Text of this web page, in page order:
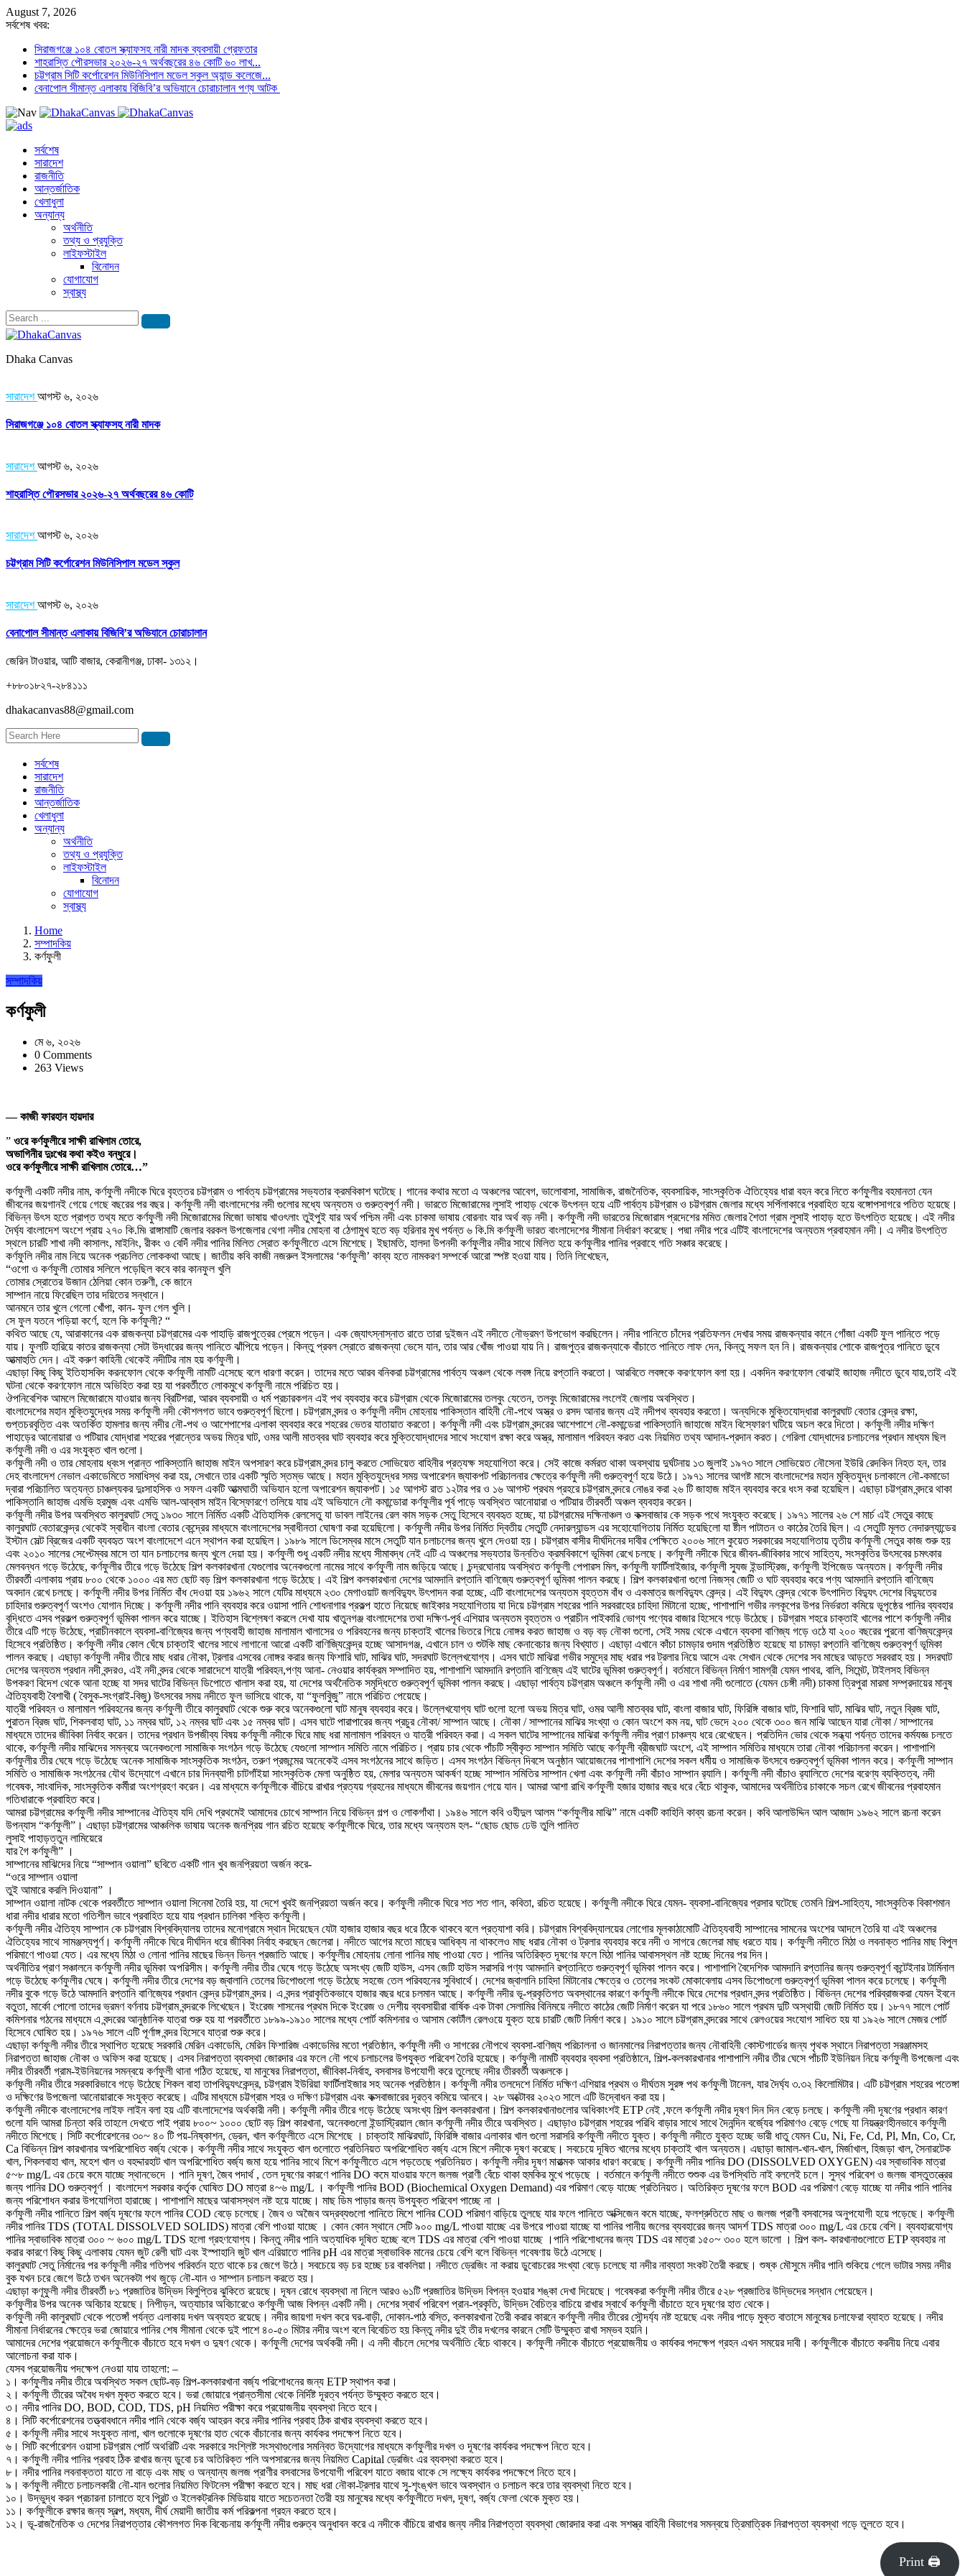
August 7, 2026
সর্বশেষ খবর:
সিরাজগঞ্জে ১০৪ বোতল স্ক্যাফসহ নারী মাদক ব্যবসায়ী গ্রেফতার
শাহরাস্তি পৌরসভার ২০২৬-২৭ অর্থবছরের ৪৬ কোটি ৬০ লাখ...
চট্টগ্রাম সিটি কর্পোরেশন মিউনিসিপাল মডেল স্কুল অ্যান্ড কলেজে...
বেনাপোল সীমান্ত এলাকায় বিজিবি’র অভিযানে চোরাচালান পণ্য আটক
সর্বশেষ
সারাদেশ
রাজনীতি
আন্তর্জাতিক
খেলাধুলা
অন্যান্য
অর্থনীতি
তথ্য ও প্রযুক্তি
লাইফস্টাইল
বিনোদন
যোগাযোগ
স্বাস্থ্য
Dhaka Canvas
সারাদেশ আগস্ট ৬, ২০২৬
সিরাজগঞ্জে ১০৪ বোতল স্ক্যাফসহ নারী মাদক
সারাদেশ আগস্ট ৬, ২০২৬
শাহরাস্তি পৌরসভার ২০২৬-২৭ অর্থবছরের ৪৬ কোটি
সারাদেশ আগস্ট ৬, ২০২৬
চট্টগ্রাম সিটি কর্পোরেশন মিউনিসিপাল মডেল স্কুল
সারাদেশ আগস্ট ৬, ২০২৬
বেনাপোল সীমান্ত এলাকায় বিজিবি’র অভিযানে চোরাচালান
জেরিন টাওয়ার, আটি বাজার, কেরানীগঞ্জ, ঢাকা- ১৩১২।
+৮৮০১৮২৭-২৮৪১১১
dhakacanvas88@gmail.com
সর্বশেষ
সারাদেশ
রাজনীতি
আন্তর্জাতিক
খেলাধুলা
অন্যান্য
অর্থনীতি
তথ্য ও প্রযুক্তি
লাইফস্টাইল
বিনোদন
যোগাযোগ
স্বাস্থ্য
Home
সম্পাদকিয়
কর্ণফুলী
সম্পাদকিয়
কর্ণফুলী
মে ৬, ২০২৬
0 Comments
263 Views
— কাজী ফারহান হায়দার
” ওরে কর্ণফুলীরে সাক্ষী রাখিলাম তোরে,
অভাগিনীর দুঃখের কথা কইও বন্ধুরে।
ওরে কর্ণফুলীরে সাক্ষী রাখিলাম তোরে…”
কর্ণফুলী একটি নদীর নাম, কর্ণফুলী নদীকে ঘিরে বৃহত্তর চট্টগ্রাম ও পার্বত্য চট্টগ্রামের সভ্যতার ক্রমবিকাশ ঘটেছে। গানের কথার মতো এ অঞ্চলের আবেগ, ভালোবাসা, সামাজিক, রাজনৈতিক, ব্যবসায়িক, সাংস্কৃতিক ঐতিহ্যের ধারা বহন করে নিতে কর্ণফুলীর বহমানতা যেন
জীবনের জয়গানই গেয়ে গেছে বছরের পর বছর। কর্ণফুলী নদী বাংলাদেশের নদী গুলোর মধ্যে অন্যতম ও গুরুত্বপূর্ণ নদী। ভারতে মিজোরামের লুসাই পাহাড় থেকে উৎপন্ন হয়ে এটি পার্বত্য চট্টগ্রাম ও চট্টগ্রাম জেলার মধ্যে সর্পিলাকারে প্রবাহিত হয়ে বঙ্গোপসাগরে পতিত হয়েছে।
বিভিন্ন উৎস হতে প্রাপ্ত তথ্য মতে কর্ণফুলী নদী মিজোরামের মিজো ভাষায় খাওৎলাং তুইপুই যার অর্থ পশ্চিম নদী এবং চাকমা ভাষায় বোরনাং যার অর্থ বড় নদী। কর্ণফুলী নদী ভারতের মিজোরাম প্রদেশের মমিত জেলার শৈতা গ্রাম লুসাই পাহাড় হতে উৎপত্তি হয়েছে। এই নদীর
দৈর্ঘ্য বাংলাদেশ অংশে প্রায় ২৭০ কি.মি৷ রাঙ্গামাটি জেলার বরকল উপজেলার থেগা নদীর মোহনা বা ঠেগামুখ হতে বড় হরিনার মুখ পর্যন্ত ৬ কি.মি কর্ণফুলী ভারত বাংলাদেশের সীমানা নির্ধারণ করেছে। পদ্মা নদীর পরে এটিই বাংলাদেশের অন্যতম প্রবাহমান নদী। এ নদীর উৎপত্তি
স্থলে চারটি শাখা নদী কাসালং, মাইনিং, রীকং ও বেদিঁ নদীর পানির মিলিত স্রোত কর্ণফুলীতে এসে মিশেছে। ইছামতি, হালদা উপনদী কর্ণফুলীর নদীর সাথে মিলিত হয়ে কর্ণফুলীর পানির প্রবাহে গতি সঞ্চার করেছে।
কর্ণফুলি নদীর নাম নিয়ে অনেক প্রচলিত লোককথা আছে। জাতীয় কবি কাজী নজরুল ইসলামের ‘কর্ণফুলী’ কাব্য হতে নামকরণ সম্পর্কে আরো স্পষ্ট হওয়া যায়। তিনি লিখেছেন,
“ওগো ও কর্ণফুলী তোমার সলিলে পড়েছিল কবে কার কানফুল খুলি
তোমার স্রোতের উজান ঠেলিয়া কোন তরুণী, কে জানে
সাম্পান নায়ে ফিরেছিল তার দয়িতের সন্ধানে।
আনমনে তার খুলে গেলো খোঁপা, কান- ফুল গেল খুলি।
সে ফুল যতনে পড়িয়া কর্ণে, হলে কি কর্ণফুলী? “
কথিত আছে যে, আরাকানের এক রাজকন্যা চট্টগ্রামের এক পাহাড়ি রাজপুত্রের প্রেমে পড়েন। এক জ্যোৎস্নাস্নাত রাতে তারা দুইজন এই নদীতে নৌভ্রমণ উপভোগ করছিলেন। নদীর পানিতে চাঁদের প্রতিফলন দেখার সময় রাজকন্যার কানে গোঁজা একটি ফুল পানিতে পড়ে
যায়। ফুলটি হারিয়ে কাতর রাজকন্যা সেটা উদ্ধারের জন্য পানিতে ঝাঁপিয়ে পড়েন। কিন্তু প্রবল স্রোতে রাজকন্যা ভেসে যান, তার আর খোঁজ পাওয়া যায় নি। রাজপুত্র রাজকন্যাকে বাঁচাতে পানিতে লাফ দেন, কিন্তু সফল হন নি। রাজকন্যার শোকে রাজপুত্র পানিতে ডুবে
আত্মাহুতি দেন। এই করুণ কাহিনী থেকেই নদীটির নাম হয় কর্ণফুলী।
এছাড়া কিছু কিছু ইতিহাসবিদ করনফোল থেকে কর্ণফুলী নামটি এসেছে বলে ধারণা করেন। তাদের মতে আরব বনিকরা চট্টগ্রামের পার্বত্য অঞ্চল থেকে লবঙ্গ নিয়ে রপ্তানি করতো। আরবিতে লবঙ্গকে করণফোল বলা হয়। একদিন করণফোল বোঝাই জাহাজ নদীতে ডুবে যায়,তাই এই
ঘটনা থেকে করণফোল নামে অভিহিত করা হয় যা পরবর্তীতে লোকমুখে কর্ণফুলী নামে পরিচিত হয়।
ঔপনিবেশিক আমলে মিজোরামে যাওয়ার জন্য ব্রিটিশরা, আরব ব্যবসায়ী ও ধর্ম প্রচারকগন এই পথ ব্যবহার করে চট্টগ্রাম থেকে মিজোরামের তলবুং যেতেন, তলবুং মিজোরামের লংলেই জেলায় অবস্থিত।
বাংলাদেশের মহান মুক্তিযুদ্ধের সময় কর্ণফুলী নদী কৌশলগত ভাবে গুরুত্বপূর্ণ ছিলো। চট্টগ্রাম বন্দর ও কর্ণফুলী নদীদ মোহনায় পাকিস্তান বাহিনী নৌ-পথে অস্ত্র ও রসদ আনার জন্য এই নদীপথ ব্যবহার করতো। অন্যদিকে মুক্তিযোদ্ধারা কালুরঘাট বেতার কেন্দ্র রক্ষা,
গুপ্তচরবৃত্তি এবং অতর্কিত হামলার জন্য নদীর নৌ-পথ ও আশেপাশের এলাকা ব্যবহার করে শহরের ভেতর যাতায়াত করতো। কর্ণফুলী নদী এবং চট্টগ্রাম বন্দরের আশেপাশে নৌ-কমান্ডেরা পাকিস্তানি জাহাজে মাইন বিস্ফোরণ ঘটিয়ে অচল করে দিতো। কর্ণফুলী নদীর দক্ষিণ
পাহাড়ের আনোয়ারা ও পটিয়ার যোদ্ধারা শহরের প্রান্তের অভয় মিত্র ঘাট, ওমর আলী মাতব্বর ঘাট ব্যবহার করে মুক্তিযোদ্ধাদের সাথে সংযোগ রক্ষা করে অস্ত্র, মালামাল পরিবহন করত এবং নিয়মিত তথ্য আদান-প্রদান করত। গেরিলা যোদ্ধাদের চলাচলের প্রধান মাধ্যম ছিল
কর্ণফুলী নদী ও এর সংযুক্ত খাল গুলো।
কর্ণফুলী নদী ও তার মোহনায় ধ্বংস প্রান্ত পাকিস্তানি জাহাজ মাইন অপসারণ করে চট্টগ্রাম বন্দর চালু করতে সোভিয়েত বাহিনীর প্রত্যক্ষ সহযোগিতা করে। সেই কাজে কর্মরত থাকা অবস্থায় দুর্ঘটনায় ১৩ জুলাই ১৯৭৩ সালে সোভিয়েত নৌসেনা ইউরি রেদকিন নিহত হন, তার
দেহ বাংলাদেশ নেভাল একাডেমিতে সমাধিস্থ করা হয়, সেখানে তার একটি স্মৃতি স্তম্ভ আছে। মহান মুক্তিযুদ্ধের সময় অপারেশন জ্যাকপট পরিচালনার ক্ষেত্রে কর্ণফুলী নদী গুরুত্বপূর্ণ হয়ে উঠে। ১৯৭১ সালের আগষ্ট মাসে বাংলাদেশের মহান মুক্তিযুদ্ধ চলাকালে নৌ-কমাডো
দ্বারা পরিচালিত অত্যন্ত চাঞ্চল্যকর দুঃসাহসিক ও সফল একটি আত্মঘাতী অভিযান হলো অপারেশন জ্যাকপট। ১৫ আগস্ট রাত ১২টার পর ও ১৬ আগস্ট প্রথম প্রহরে চট্টগ্রাম বন্দরে নোঙর করা ২৬ টি জাহাজ মাইন ব্যবহার করে ধংস করা হয়েছিল। এছাড়া চট্টগ্রাম বন্দরে থাকা
পাকিস্তানি জাহাজ এমভি হরমুজ এবং এমভি আল-আব্বাস মাইন বিস্ফোরণে তলিয়ে যায় এই অভিযানে নৌ কমান্ডোরা কর্ণফুলীর পূর্ব পাড়ে অবস্থিত আনোয়ারা ও পটিয়ার তীরবর্তী অঞ্চল ব্যবহার করেন।
কর্ণফুলী নদীর উপর অবস্থিত কালুরঘাট সেতু ১৯৩০ সালে নির্মিত একটি ঐতিহাসিক রেলসেতু যা ডাবল লাইনের রেল কাম সড়ক সেতু হিসেবে ব্যবহৃত হচ্ছে, যা চট্টগ্রামের দক্ষিনাঞ্চল ও কক্সবাজার কে সড়ক পথে সংযুক্ত করেছে। ১৯৭১ সালের ২৬ শে মার্চ এই সেতুর কাছে
কালুরঘাট বেতারকেন্দ্র থেকেই স্বাধীন বাংলা বেতার কেন্দ্রের মাধ্যমে বাংলাদেশের স্বাধীনতা ঘোষণা করা হয়েছিলো। কর্ণফুলী নদীর উপর নির্মিত দ্বিতীয় সেতুটি নেদারল্যান্ডস এর সহোযোগিতায় নির্মিত হয়েছিলো যা ষ্টীল পাটাতন ও কাঠের তৈরি ছিল। এ সেতুটি মূলত নেদারল্যান্ডের
ইস্টান সেল্ট ব্রিজের একটি ব্যবহৃত অংশ বাংলাদেশে এনে স্থাপন করা হয়েছিল। ১৯৮৯ সালে ডিসেম্বর মাসে সেতুটি যান চলাচলের জন্য খুলে দেওয়া হয়। চট্টগ্রাম বাসীর দীর্ঘদিনের দাবীর পেক্ষিতে ২০০৬ সালে কুয়েত সরকারের সহযোগিতায় তৃতীয় কর্ণফুলী সেতুর কাজ শুরু হয়
এবং ২০১০ সালের সেপ্টেম্বর মাসে তা যান চলাচলের জন্য খুলে দেয়া হয়। কর্ণফুলী শুধু একটি নদীর মধ্যে সীমাবদ্ধ নেই এটি এ অঞ্চলের সভ্যতার উন্নতিও ক্রমবিকাশে ভূমিকা রেখে চলছে। কর্ণফুলী নদীকে ঘিরে জীবন-জীবিকার সাথে সাহিত্য, সংস্কৃতির উৎসবের চমৎকার
মেলবন্ধন গড়ে উঠেছে, কর্ণফুলীর তীরে গড়ে উঠেছে শিল্প কলকারখানা যেগুলোর অনেকগুলো নামের সাথে কর্ণফুলী নাম জড়িয়ে আছে। চন্দ্রঘোনায় অবস্থিত কর্ণফুলী পেপারস মিল, কর্ণফুলী ফার্টিলাইজার, কর্ণফুলী স্যুজ ইন্ডাস্ট্রিজ, কর্ণফুলী ইপিজেড অন্যতম। কর্ণফুলী নদীর
তীরবর্তী এলাকায় প্রায় ৮০০ থেকে ১০০০ এর মত ছোট বড় শিল্প কলকারখানা গড়ে উঠেছে। এই শিল্প কলকারখানা দেশের আমদানি রপ্তানি বাণিজ্যে গুরুত্বপূর্ণ ভূমিকা পালন করছে। শিল্প কলকারখানা গুলো নিজস্ব জেটি ও ঘাট ব্যবহার করে পণ্য আমদানি রপ্তানি বাণিজ্যে
অবদান রেখে চলছে। কর্ণফুলী নদীর উপর নির্মিত বাঁধ দেওয়া হয় ১৯৬২ সালে যেটির মাধ্যমে ২৩০ মেগাওয়াট জলবিদ্যুৎ উৎপাদন করা হচ্ছে, এটি বাংলাদেশের অন্যতম বৃহত্তম বাঁধ ও একমাত্র জলবিদ্যুৎ কেন্দ্র। এই বিদ্যুৎ কেন্দ্র থেকে উৎপাদিত বিদ্যুৎ দেশের বিদ্যুতের
চাহিদার গুরুত্বপূর্ণ অংশও যোগান দিচ্ছে। কর্ণফুলী নদীর পানি ব্যবহার করে ওয়াসা পানি শোধনাগার প্রকল্প হাতে নিয়েছে জাইকার সহযোগিতায় যা দিয়ে চট্টগ্রাম শহরের পানি সরবরাহের চাহিদা মিটানো হচ্ছে, পাশাপাশি গভীর নলকূপের উপর নির্ভরতা কমিয়ে ভূপৃষ্ঠের পানির ব্যবহার
বৃদ্ধিতে এসব প্রকল্প গুরুত্বপূর্ণ ভূমিকা পালন করে যাচ্ছে। ইতিহাস বিশ্লেষণ করলে দেখা যায় খাতুনগঞ্জ বাংলাদেশের তথা দক্ষিণ-পূর্ব এশিয়ার অন্যতম বৃহত্তম ও প্রাচীন পাইকারি ভোগ্য পণ্যের বাজার হিসেবে গড়ে উঠেছে। চট্টগ্রাম শহরে চাক্তাই খালের পাশে কর্ণফুলী নদীর
তীরে এটি গড়ে উঠেছে, প্রাচীনকালে ব্যবসা-বাণিজ্যের জন্য পণ্যবাহী জাহাজ মালামাল খালাসের ও পরিবহনের জন্য চাক্তাই খালের ভিতরে গিয়ে নোঙ্গর করত জাহাজ ও বড় বড় নৌকা গুলো, সেই সময় থেকে এখানে ব্যবসা বাণিজ্য গড়ে ওঠে যা ২০০ বছরের পুরনো বাণিজ্যকেন্দ্র
হিসেবে প্রতিষ্ঠিত। কর্ণফুলী নদীর কোল ঘেঁষে চাক্তাই খালের সাথে লাগানো আরো একটি বাণিজ্যিকেন্দ্র হচ্ছে আসাদগঞ্জ, এখানে চাল ও শুটকি মাছ কেনাবেচার জন্য বিখ্যাত। এছাড়া এখানে কাঁচা চামড়ার গুদাম প্রতিষ্ঠিত হয়েছে যা চামড়া রপ্তানি বাণিজ্যে গুরুত্বপূর্ণ ভূমিকা
পালন করছে। এছাড়া কর্ণফুলী নদীর তীরে মাছ ধরার নৌকা, ট্রলার এসবের নোঙ্গর করার জন্য ফিশারি ঘাট, মাঝির ঘাট, সদরঘাট উল্লেখযোগ্য। এসব ঘাটে মাঝিরা গভীর সমুদ্রে মাছ ধরার পর ট্রলার নিয়ে আসে এবং সেখান থেকে দেশের সব মাছের আড়তে সরবরাহ হয়। সদরঘাট
দেশের অন্যতম প্রধান নদী বন্দরও, এই নদী বন্দর থেকে সারাদেশে যাত্রী পরিবহন,পণ্য আনা- নেওয়ার কার্যক্রম সম্পাদিত হয়, পাশাপাশি আমদানি রপ্তানি বাণিজ্যে এই ঘাটের ভূমিকা গুরুত্বপূর্ণ। বর্তমানে বিভিন্ন নির্মাণ সামগ্রী যেমন পাথর, বালি, সিমেন্ট, টাইলসহ বিভিন্ন
উপকরণ বিদেশ থেকে আনা হচ্ছে যা সদর ঘাটের বিভিন্ন ডিপোতে খালাস করা হয়, যা দেশের অর্থনৈতিক সমৃদ্ধিতে গুরুত্বপূর্ণ ভূমিকা পালন করছে। এছাড়া পার্বত্য চট্টগ্রাম অঞ্চলে কর্ণফুলী নদী ও এর শাখা নদী গুলোতে (যেমন চেঙ্গী নদী) চাকমা ত্রিপুরা মারমা সম্প্রদায়ের মানুষ
ঐতিহ্যবাহী বৈশাখী ( বৈসুক-সংগ্রাই-বিজু) উৎসবের সময় নদীতে ফুল ভাসিয়ে থাকে, যা “ফুলবিুজু” নামে পরিচিত পেয়েছে।
যাত্রী পরিবহন ও মালামাল পরিবহনের জন্য কর্ণফুলী তীরে কালুরঘাট থেকে শুরু করে অনেকগুলো ঘাট মানুষ ব্যবহার করে। উল্লেখযোগ্য ঘাট গুলো হলো অভয় মিত্র ঘাট, ওমর আলী মাতব্বর ঘাট, বাংলা বাজার ঘাট, ফিরিঙ্গি বাজার ঘাট, ফিশারি ঘাট, মাঝির ঘাট, নতুন ব্রিজ ঘাট,
পুরাতন ব্রিজ ঘাট, শিকলবাহা ঘাট, ১১ নম্বর ঘাট, ১২ নম্বর ঘাট এবং ১৫ নম্বর ঘাট। এসব ঘাটে পারাপারের জন্য প্রচুর নৌকা/ সাম্পান আছে। নৌকা / সাম্পানের মাঝির সংখ্যা ও কোন অংশে কম নয়, ঘাট ভেদে ২০০ থেকে ৩০০ জন মাঝি আছেন যারা নৌকা / সাম্পানের
মাধ্যমে তাদের জীবিকা নির্বাহ করেন। তাদের প্রধান উপজীব্য বিষয় কর্ণফুলী নদীকে ঘিরে মাছ ধরা মালামাল পরিবহন ও যাত্রী পরিবহন করা। এ সকল ঘাটের সাম্পানের মাঝিরা কর্ণফুলী নদীর প্রাণ চাঞ্চল্য ধরে রেখেছেন। প্রতিদিন ভোর থেকে সন্ধ্যা পর্যন্ত তাদের কর্মযজ্ঞ চলতে
থাকে, কর্ণফুলী নদীর মাঝিদের সমন্বয়ে অনেকগুলো সামাজিক সংগঠন গড়ে উঠেছে যেগুলো সাম্পান সমিতি নামে পরিচিত। প্রায় চার থেকে পাঁচটি স্বীকৃত সাম্পান সমিতি আছে কর্ণফুলী ব্রীজঘাট অংশে, এই সাম্পান সমিতির মাধ্যমে তারা নৌকা পরিচালনা করেন। পাশাপাশি
কর্ণফুলীর তীর ঘেষে গড়ে উঠেছে অনেক সামাজিক সাংস্কৃতিক সংগঠন, তরুণ প্রজন্মের অনেকেই এসব সংগঠনের সাথে জড়িত। এসব সংগঠন বিভিন্ন দিবসে অনুষ্ঠান আয়োজনের পাশাপাশি দেশের সকল ধর্মীয় ও সামাজিক উৎসবে গুরুত্বপূর্ণ ভূমিকা পালন করে। কর্ণফুলী সাম্পান
সমিতি ও সামাজিক সংগঠনের যৌথ উদ্যোগে এখানে চার দিনব্যাপী চাটগাঁইয়া সাংস্কৃতিক মেলা অনুষ্ঠিত হয়, মেলার অন্যতম আকর্ষণ হচ্ছে সাম্পান সমিতির সাম্পান খেলা এবং কর্ণফুলী নদী বাঁচাও সাম্পান র‍্যালি। কর্ণফুলী নদী বাঁচাও র‍্যালিতে দেশের বরেণ্য ব্যক্তিত্ব, নদী
গবেষক, সাংবাদিক, সাংস্কৃতিক কর্মীরা অংশগ্রহণ করেন। এর মাধ্যমে কর্ণফুলীকে বাঁচিয়ে রাখার প্রত্যয় গ্রহনের মাধ্যমে জীবনের জয়গান গেয়ে যান। আমরা আশা রাখি কর্ণফুলী হজার হাজার বছর ধরে বেঁচে থাকুক, আমাদের অর্থনীতির চাকাকে সচল রেখে জীবনের প্রবাহমান
গতিধারাকে প্রবাহিত করে।
আমরা চট্টগ্রামের কর্ণফুলী নদীর সাম্পানের ঐতিহ্য যদি দেখি প্রথমেই আমাদের চোখে সাম্পান নিয়ে বিভিন্ন গল্প ও লোকগাঁথা। ১৯৪৬ সালে কবি ওহীদুল আলম “কর্ণফুলীর মাঝি” নামে একটি কাহিনি কাব্য রচনা করেন। কবি আলাউদ্দিন আল আজাদ ১৯৬২ সালে রচনা করেন
উপন্যাস “কর্ণফুলী”। এছাড়া চট্টগ্রামের আঞ্চলিক ভাষায় অনেক জনপ্রিয় গান রচিত হয়েছে কর্ণফুলীকে ঘিরে, তার মধ্যে অন্যতম হল- “ছোড ছোড ঢেউ তুলি পানিত
লুসাই পাহাড়ত্তুন লামিয়েরে
যার গৈ কর্ণফুলী” ।
সাম্পানের মাঝিদের নিয়ে “সাম্পান ওয়ালা” ছবিতে একটি গান খুব জনপ্রিয়তা অর্জন করে-
“ওরে সাম্পান ওয়ালা
তুই আমারে করলি দিওয়ানা” ।
সাম্পান ওয়ালা নাটক থেকে পরবর্তীতে সাম্পান ওয়ালা সিনেমা তৈরি হয়, যা দেশে খুবই জনপ্রিয়তা অর্জন করে। কর্ণফুলী নদীকে ঘিরে শত শত গান, কবিতা, রচিত হয়েছে। কর্ণফুলী নদীকে ঘিরে যেমন- ব্যবসা-বানিজ্যের প্রসার ঘটেছে তেমনি শিল্প-সাহিত্য, সাংস্কৃতিক বিকাশমান
ধারা নদীর ধারার মতো গতিশীল ভাবে প্রবাহিত হয়ে যায় প্রধান চালিকা শক্তি কর্ণফুলী।
কর্ণফুলী নদীর ঐতিহ্য সাম্পান কে চট্টগ্রাম বিশ্ববিদ্যালয় তাদের মনোগ্রামে স্থান দিয়েছেন যেটা হাজার হাজার বছর ধরে ঠিকে থাকবে বলে প্রত্যাশা করি। চট্টগ্রাম বিশ্ববিদ্যালয়ের লোগোর মূলকাঠামোটি ঐতিহ্যবাহী সাম্পানের সামনের অংশের আদলে তৈরি যা এই অঞ্চলের
ঐতিহ্যের সাথে সামঞ্জস্যপূর্ণ। কর্ণফুলী নদীকে ঘিরে দীর্ঘদিন ধরে জীবিকা নির্বাহ করছেন জেলেরা। নদীতে আগের মতো মাছের আধিক্য না থাকলেও মাছ ধরার নৌকা ও ট্রলার ব্যবহার করে নদী ও সাগরে জেলেরা মাছ ধরতে যায়। কর্ণফুলী নদীতে মিঠা ও লবনাক্ত পানির মাছ বিপুল
পরিমাণে পাওয়া যেত। এর মধ্যে মিঠা ও লোনা পানির মাছের ভিন্ন ভিন্ন প্রজাতি আছে। কর্ণফুলীর মোহনায় লোনা পানির মাছ পাওয়া যেত। পানির অতিরিক্ত দূষণের ফলে মিঠা পানির আবাসস্থল নষ্ট হচ্ছে দিনের পর দিন।
অর্থনীতির প্রাণ সঞ্চালনে কর্ণফুলী নদীর ভূমিকা অপরিসীম। কর্ণফুলী নদীর তীর ঘেষে গড়ে উঠেছে অসংখ্য জেটি হাউস, এসব জেটি হাউস সরাসরি পণ্য আমদানি রপ্তানিতে গুরুত্বপূর্ণ ভূমিকা পালন করে। পাশাপাশি বৈদেশিক আমদানি রপ্তানির জন্য গুরুত্বপূর্ণ কন্টেইনার টার্মিনাল
গড়ে উঠেছে কর্ণফুলীর ঘেষে। কর্ণফুলী নদীর তীরে দেশের বড় জ্বালানি তেলের ডিপোগুলো গড়ে উঠেছে সহজে তেল পরিবহনের সুবিধার্থে। দেশের জ্বালানি চাহিদা মিটানোর ক্ষেত্রে ও তেলের সংকট মোকাবেলায় এসব ডিপোগুলো গুরুত্বপূর্ণ ভূমিকা পালন করে চলেছে। কর্ণফুলী
নদীর বুকে গড়ে উঠে আমদানি রপ্তানি বাণিজ্যের প্রধান কেন্দ্র চট্টগ্রাম বন্দর। এ বন্দর প্রাকৃতিকভাবে হাজার বছর ধরে চলমান আছে। কর্ণফুলী নদীর ভূ-প্রকৃতিগত অবস্থানের কারণে কর্ণফুলী নদীকে ঘিরে দেশের প্রধান বন্দর প্রতিষ্ঠিত। বিভিন্ন দেশের পরিব্রাজকরা যেমন ইবনে
বতুতা, মার্কো পোলো তাদের ভ্রমণ বর্ণনায় চট্টগ্রাম বন্দরকে লিখেছেন। ইংরেজ শাসনের প্রথম দিকে ইংরেজ ও দেশীয় ব্যবসায়ীরা বার্ষিক এক টাকা সেলামির বিনিময়ে নদীতে কাঠের জেটি নির্মাণ করেন যা পরে ১৮৬০ সালে প্রথম দুটি অস্থায়ী জেটি নির্মিত হয়। ১৮৭৭ সালে পোর্ট
কমিশনার গঠনের মাধ্যমে এ বন্দরের আনুষ্ঠানিক যাত্রা শুরু হয় যা পরবর্তীতে ১৮৯৯-১৯১০ সালের মধ্যে পোর্ট কমিশনার ও আসাম কোটাঁল রেলওয়ে যুক্ত হয়ে চারটি জেটি নির্মাণ করে। ১৯১০ সালে চট্টগ্রাম বন্দরের সাথে রেলওয়ের সংযোগ সাধিত হয় যা ১৯২৬ সালে মেজর পোর্ট
হিসেবে ঘোষিত হয়। ১৯৭৬ সালে এটি পূর্ণাঙ্গ বন্দর হিসেবে যাত্রা শুরু করে।
এছাড়া কর্ণফুলী নদীর তীরে স্থাপিত হয়েছে সরকারি মেরিন একাডেমি, মেরিন ফিশারিজ একাডেমির মতো প্রতিষ্ঠান, কর্ণফুলী নদী ও সাগরের নৌপথে ব্যবসা-বাণিজ্য পরিচালনা ও জানমালের নিরাপত্তার জন্য নৌবাহিনী কোস্টগার্ডের জন্য পৃথক স্থানে নিরাপত্তা সরঞ্জামসহ
নিরাপত্তা জাহাজ নৌকা ও অফিস করা হয়েছে। এসব নিরাপত্তা ব্যবস্থা জোরদার এর ফলে নৌ পথে চলাচলের উপযুক্ত পরিবেশ তৈরি হয়েছে। কর্ণফুলী নামটি ব্যবহার ব্যবসা প্রতিষ্ঠানে, শিল্প-কলকারখানার পাশাপাশি নদীর তীর ঘেসে পাঁচটি ইউনিয়ন নিয়ে কর্ণফুলী উপজেলা এবং
নদীর তীরবর্তী গ্রাম-ইউনিয়নের সমন্বয়ে কর্ণফুলী থানা গঠিত হয়েছে, যা মানুষের নিরাপত্তা, জীবিকা-নির্বাহ, বসবাসর উপযোগী করে তুলেছে নদীর তীরবর্তী অঞ্চলকে।
কর্ণফুলী নদীর তীরে সরকারিভাবে গড়ে উঠেছে শিকল বাহা তাপবিদ্যুৎকেন্দ্র, চট্টগ্রাম ইউরিয়া ফার্টিলাইজার সহ অনেক প্রতিষ্ঠান। কর্ণফুলী নদীর তলদেশে নির্মিত দক্ষিণ এশিয়ার প্রথম ও দীর্ঘতম সুরঙ্গ পথ কর্ণফুলী টানেল, যার দৈর্ঘ্য ৩.৩২ কিলোমিটার। এটি চট্টগ্রাম শহরের পতেঙ্গা
ও দক্ষিণের উপজেলা আনোয়ারাকে সংযুক্ত করেছে। এটির মাধ্যমে চট্টগ্রাম শহর ও দক্ষিণ চট্টগ্রাম এবং কক্সবাজারের দূরত্ব কমিয়ে আনবে। ২৮ অক্টোবর ২০২৩ সালে এটি উদ্বোধন করা হয়।
কর্ণফুলী নদীকে বাংলাদেশের লাইফ লাইন বলা হয় এটি বাংলাদেশের অর্থকারী নদী। কর্ণফুলী নদীর তীরে গড়ে উঠেছে অসংখ্য শিল্প কলকারখানা। শিল্প কলকারখানাগুলোর অধিকাংশই ETP নেই ,ফলে কর্ণফুলী নদীর দূষণ দিন দিন বেড়ে চলছে। কর্ণফুলী নদী দূষণের প্রধান কারণ
গুলো যদি আমরা চিন্তা করি তাহলে দেখতে পাই প্রায় ৮০০~ ১০০০ ছোট বড় শিল্প কারখানা, অনেকগুলো ইন্ডাস্ট্রিয়াল জোন কর্ণফুলী নদীর তীরে অবস্থিত। এছাড়াও চট্টগ্রাম শহরের পরিধি বাড়ার সাথে সাথে দৈনন্দিন বর্জ্যের পরিমাণও বেড়ে গেছে যা নিয়ন্ত্রণহীনভাবে কর্ণফুলী
নদীতে মিশেছে। সিটি কর্পোরেশনের ৩০~ ৪০ টি পয়-নিষ্কাশন, ড্রেন, খাল কর্ণফুলীতে এসে মিশেছে । চাক্তাই মাঝিরঘাট, ফিরিঙ্গি বাজার এলাকার খাল গুলো সরাসরি কর্ণফুলী নদীতে যুক্ত। কর্ণফুলী নদীতে যুক্ত হচ্ছে ভারী ধাতু যেমন Cu, Ni, Fe, Cd, Pl, Mn, Co, Cr,
Ca বিভিন্ন শিল্প কারখানার অপরিশোধিত বর্জ্য থেকে। কর্ণফুলী নদীর সাথে সংযুক্ত খাল গুলোতে প্রতিনিয়ত অপরিশোধিত বর্জ্য এসে মিশে নদীকে দূষণ করেছে। সবচেয়ে দূষিত খালের মধ্যে চাক্তাই খাল অন্যতম। এছাড়া জামাল-খান-খাল, মির্জাখাল, হিজড়া খাল, সৈনারটেক
খাল, শিকলবাহা খাল, মহেশ খাল ও বহদ্দারহাট খাল অপরিশোধিত বর্জ্য জমা হয়ে পানির সাথে মিশে কর্ণফুলীতে এসে পড়তেছে প্রতিনিয়ত। কর্ণফুলী নদীর দূষণ মারাত্মক আকার ধারণ করেছে। কর্ণফুলী নদীর পানির DO (DISSOLVED OXYGEN) এর স্বাভাবিক মাত্রা
৫~৮ mg/L এর চেয়ে কমে যাচ্ছে স্থানভেদে । পানি দূষণ, জৈব পদার্থ , তেল দূষণের কারণে পানির DO কমে যাওয়ার ফলে জলজ প্রাণী বেঁচে থাকা হুমকির মুখে পড়েছে । বর্তমানে কর্ণফুলী নদীতে শুশুক এর উপস্থিতি নাই বললেই চলে। সুস্থ পরিবেশ ও জলজ বাস্তুতন্ত্রের
জন্য পানির DO গুরুত্বপূর্ণ । বাংলাদেশ সরকার কর্তৃক ঘোষিত DO মাত্রা ৪~৬ mg/L । কর্ণফুলী পানির BOD (Biochemical Oxygen Demand) এর পরিমাণ বেড়ে যাচ্ছে প্রতিনিয়ত। অতিরিক্ত দূষণের ফলে BOD এর পরিমাণ বেড়ে যাচ্ছে যা নদীর পানি পানির
জন্য পরিশোধন করার উপযোগিতা হারাচ্ছে। পাশাপাশি মাছের আবাসস্থল নষ্ট হয়ে যাচ্ছে। মাছ ডিম পাড়ার জন্য উপযুক্ত পরিবেশ পাচ্ছে না ।
কর্ণফুলী নদীর পানিতে শিল্প বর্জ্য দূষণের ফলে পানির COD বেড়ে চলেছে। জৈব ও অজৈব অদ্রব্যগুলো পানিতে মিশে পানির COD পরিমাণ বাড়িয়ে তুলছে যার ফলে পানিতে অক্সিজেন কমে যাচ্ছে, ফলশ্রুতিতে মাছ ও জলজ প্রাণী বসবাসের অনুপযোগী হয়ে পড়েছে। কর্ণফুলী
নদীর পানির TDS (TOTAL DISSOLVED SOLIDS) মাত্রা বেশি পাওয়া যাচ্ছে । কোন কোন স্থানে সেটি ৯০০ mg/L পাওয়া যাচ্ছে এর উপরে পাওয়া যাচ্ছে যা পানির পানীয় জলের ব্যবহারের জন্য আদর্শ TDS মাত্রা ৩০০ mg/L এর চেয়ে বেশি। ব্যবহারযোগ্য
পানির স্বাভাবিক মাত্রা ৩০০ ~ ৬০০ mg/L TDS হলো গ্রহণযোগ্য। কিন্তু নদীর পানি অত্যাধিক দূষিত হচ্ছে বলে TDS এর মাত্রা বেশি পাওয়া যাচ্ছে ।পানি পরিশোধনের জন্য TDS এর মাত্রা ১৫০~ ৩০০ হলে ভালো । শিল্প কল- কারখানাগুলোতে ETP ব্যবহার না
করার কারণে কিছু কিছু এলাকায় যেমন জুট রেলী ঘাট এবং ইস্পাহানি জুট খাল এরিয়াতে পানির pH এর মাত্রা স্বাভাবিক মানের চেয়ে বেশি বলে বিভিন্ন গবেষণায় উঠে এসেছে।
কালুরঘাট সেতু নির্মানের পর কর্ণফুলী নদীর গতিপথ পরিবর্তন হতে থাকে চর জেগে উঠে। সবচেয়ে বড় চর হচ্ছে চর বাকলিয়া। নদীতে ড্রেজিং না করায় ডুবোচরের সংখ্যা বেড়ে চলেছে যা নদীর নাব্যতা সংকট তৈরী করছে। শুষ্ক মৌসুমে নদীর পানি শুকিয়ে গেলে ভাটার সময় নদীর
বুক যখন চরে জেগে উঠে তখন অনেকটা পথ জুড়ে নৌ-যান ও সাম্পান চলাচল করতে হয়।
এছাড়া কণূফুলী নদীর তীরবর্তী ৮১ প্রজাতির উদ্ভিদ বিলুপ্তির ঝুকিতে রয়েছে। দূষন রোধে ব্যবস্থা না নিলে আরও ৬১টি প্রজাতির উদ্ভিদ বিপন্ন হওয়ার শঙ্কা দেখা দিয়েছে। গবেষকরা কর্ণফুলী নদীর তীরে ৫২৮ প্রজাতির উদ্ভিদের সন্ধান পেয়েছেন।
কর্ণফুলীর উপর অনেক অবিচার হয়েছে। নিপীড়ন, অত্যাচার অবিচারেওে কর্ণফুলী আজ বিপন্ন একটি নদী। দেশের স্বার্থ পরিবেশ প্রান-প্রকৃতি, উদ্ভিদ বৈচিত্র বাচিয়ে রাখার স্বার্থে কর্ণফুলী বাঁচাতে হবে দূষণের হাত থেকে।
কর্ণফুলী নদী কালুরঘাট থেকে পতেঙ্গাঁ পর্যন্ত এলাকায় দখল অব্যহত রয়েছে। নদীর জায়গা দখল করে ঘর-বাড়ী, দোকান-পাঠ বস্তি, কলকারখানা তৈরী করার কারনে কর্ণফুলী নদীর তীরের সৌন্দর্য্য নষ্ট হয়েছে এবং নদীর পাড়ে মুক্ত বাতাসে মানুষের চলাফেরা ব্যাহত হয়েছে। নদীর
সীমানা নির্ধারনের ক্ষেত্রে ভরা জোয়ারে পানির শেষ সীমানা থেকে দুই পাশে ৪০-৫০ মিটার নদীর অংশ বলে বিবেচিত হয় কিন্তু নদীর দুই তীর দখলের কারনে সেটি উম্মুক্ত রাখা সম্ভব হয়নি।
আমাদের দেশের প্রয়োজনে কর্ণফুলীকে বাঁচাতে হবে দখল ও দুষণ থেকে। কর্ণফুলী দেশের অর্থকরী নদী। এ নদী বাঁচলে দেশের অর্থনীতি বেঁচে থাকবে। কর্ণফুলী নদীকে বাঁচাতে প্রয়োজনীয় ও কার্যকর পদক্ষেপ গ্রহন এখন সময়ের দাবী। কর্ণফুলীকে বাঁচাতে করনীয় নিয়ে এবার
আলোচনা করা যাক।
যেসব প্রয়োজনীয় পদক্ষেপ নেওয়া যায় তাহলো: –
১। কর্ণফুলীর নদীর তীরে অবস্থিত সকল ছোট-বড় শিল্প-কলকারখানা বর্জ্য পরিশোধনের জন্য ETP স্থাপন করা।
২। কর্ণফুলী তীরের অবৈধ দখল মুক্ত করতে হবে। ভরা জোয়ারে প্রান্তসীমা থেকে নির্দিষ্ট দূরত্ব পর্যন্ত উম্মুক্ত করতে হবে।
৩। নদীর পানির DO, BOD, COD, TDS, pH নিয়মিত পরীক্ষা করে প্রয়োজনীয় ব্যবস্থা নিতে হবে।
৪। সিটি কর্পোরেশনের তত্ত্বাবধানে নদীর পানি থেকে বর্জ্য আহরন করে নদীর পানির প্রবাহ ঠিক রাখার ব্যবস্থা করতে হবে।
৫। কর্ণফূলী নদীর সাথে সংযুক্ত নালা, খাল গুলোকে দূষণের হাত থেকে বাঁচানোর জন্য কার্যকর পদক্ষেপ নিতে হবে।
৬। সিটি কর্পোরেশন ওয়াসা চট্টগ্রাম পোর্ট অথরিটি এবং সরকারে সংশ্লিষ্ট সংস্থাগুলোর সমন্বিত উদ্যোগের মাধ্যমে কর্ণফুলীর দখল ও দূষণের কার্যকর পদক্ষেপ নিতে হবে।
৭। কর্ণফুলী নদীর পানির প্রবাহ ঠিক রাখার জন্য ডুবো চর অতিরিক্ত পলি অপসারনের জন্য নিয়মিত Capital ড্রেজিং এর ব্যবস্থা করতে হবে।
৮। নদীর পানির লবনাক্ততা যাতে না বাড়ে এবং মাছ ও অন্যান্য জলজ প্রাণীর বসবাসের উপযোগী পরিবেশ যাতে বজায় থাকে সে লক্ষ্যে কার্যকর পদক্ষেপে নিতে হবে।
৯। কর্ণফুলী নদীতে চলাচলকারী নৌ-যান গুলোর নিয়মিত ফিটনেস পরীক্ষা করতে হবে। মাছ ধরা নৌকা-ট্রলার যাথে সু-শৃংঙ্খল ভাবে অবস্থান ও চলাচল করে তার ব্যবস্থা নিতে হবে।
১০। উদ্ভুদ্ধ করন প্রচারনা চালাতে হবে প্রিন্ট ও ইলেকট্রনিক মিডিয়ায় যাতে সচেতনতা তৈরী হয় মানুষের মধ্যে কর্ণফুলীতে দখল, দূষণ, বর্জ্য ফেলা থেকে মুক্ত হয়।
১১। কর্ণফুলীকে রক্ষার জন্য স্বল্প, মধ্যম, দীর্ঘ মেয়াদী জাতীয় কর্ম পরিকল্পনা গ্রহন করতে হবে।
১২। ভূ-রাজনৈতিক ও দেশের নিরাপত্তার কৌশলগত দিক বিবেচনায় কর্ণফুলী নদীর গুরুত্ব অনুধাবন করে এ নদীকে বাঁচিয়ে রাখার জন্য নদীর নিরাপত্তা ব্যবস্থা জোরদার করা এবং সশস্ত্র বাহিনী বিভাগের সমন্বয়ে ত্রিমাত্রিক নিরাপত্তা ব্যবস্থা গড়ে তুলতে হবে।
Print 🖨